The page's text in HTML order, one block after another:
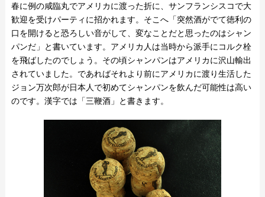
春に例の咸臨丸でアメリカに渡った折に、サンフランシスコで大
歓迎を受けパーティに招かれます。そこへ「突然酒がでて徳利の
口を開けると恐ろしい音がして、変なことだと思ったのはシャン
パンだ」と書いています。アメリカ人は当時から派手にコルク栓
を飛ばしたのでしょう。その頃シャンパンはアメリカに沢山輸出
されていました。であればそれより前にアメリカに渡り生活した
ジョン万次郎が日本人で初めてシャンパンを飲んだ可能性は高い
のです。漢字では「三鞭酒」と書きます。